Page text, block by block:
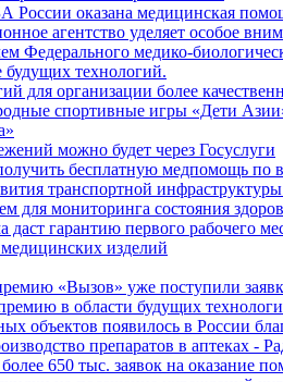
оказана медицинская
агентство уделяет особое
Федерального медико-
технологий.
для организации более
спортивные игры «Дети
можно будет через Госуслуги
бесплатную медпомощь по
транспортной
для мониторинга состояния
гарантию первого рабочего
изделий
«Вызов» уже поступили
в области будущих
объектов появилось в России
препаратов в аптеках -
650 тыс. заявок на оказание